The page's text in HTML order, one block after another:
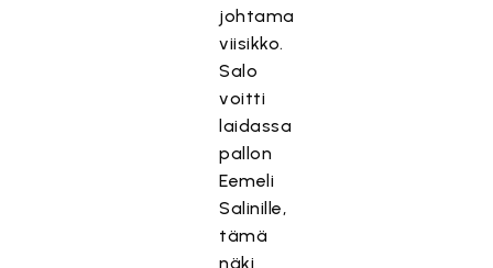
johtama
viisikko.
Salo
voitti
laidassa
pallon
Eemeli
Salinille,
tämä
näki